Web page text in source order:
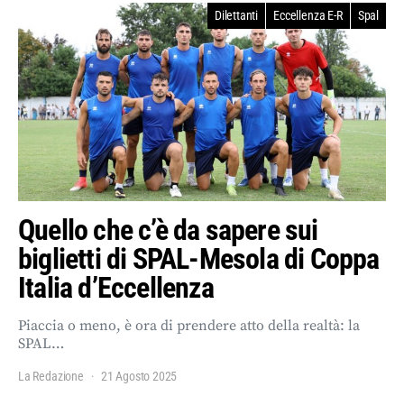
Dilettanti Eccellenza E-R Spal
Quello che c’è da sapere sui
biglietti di SPAL-Mesola di Coppa
Italia d’Eccellenza
Piaccia o meno, è ora di prendere atto della realtà: la
SPAL…
La Redazione 21 Agosto 2025